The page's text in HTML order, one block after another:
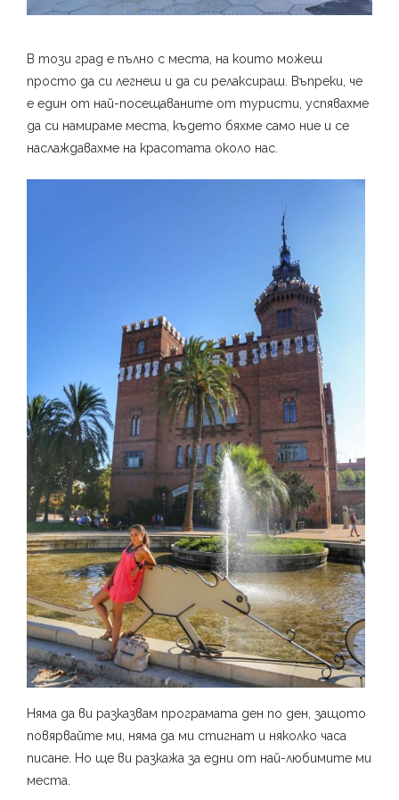
В този град е пълно с места, на които можеш
просто да си легнеш и да си релаксираш. Въпреки, че
е един от най-посещаваните от туристи, успявахме
да си намираме места, където бяхме само ние и се
наслаждавахме на красотата около нас.
Няма да ви разказвам програмата ден по ден, защото
повярвайте ми, няма да ми стигнат и няколко часа
писане. Но ще ви разкажа за едни от най-любимите ми
места.